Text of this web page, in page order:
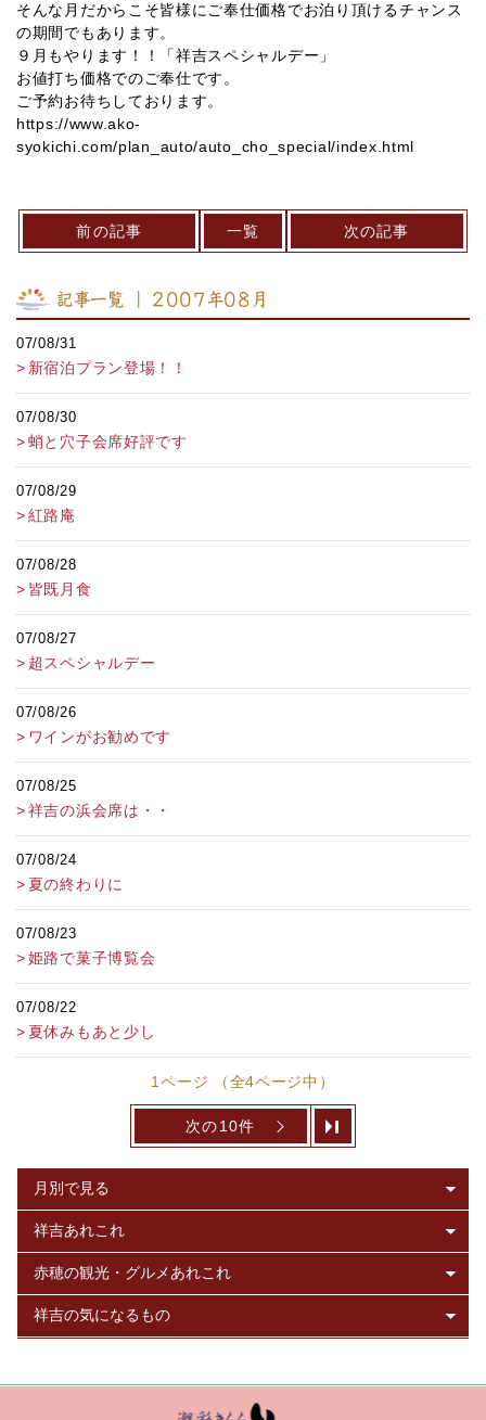
そんな月だからこそ皆様にご奉仕価格でお泊り頂けるチャンス
の期間でもあります。
９月もやります！！「祥吉スペシャルデー」
お値打ち価格でのご奉仕です。
ご予約お待ちしております。
https://www.ako-
syokichi.com/plan_auto/auto_cho_special/index.html
前の記事 一覧 次の記事
記事一覧 ｜ 2007年08月
07/08/31
新宿泊プラン登場！！
07/08/30
蛸と穴子会席好評です
07/08/29
紅路庵
07/08/28
皆既月食
07/08/27
超スペシャルデー
07/08/26
ワインがお勧めです
07/08/25
祥吉の浜会席は・・
07/08/24
夏の終わりに
07/08/23
姫路で菓子博覧会
07/08/22
夏休みもあと少し
1ページ （全4ページ中）
次の10件